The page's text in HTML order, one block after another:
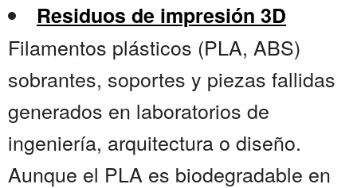
Residuos de impresión 3D
Filamentos plásticos (PLA, ABS)
sobrantes, soportes y piezas fallidas
generados en laboratorios de
ingeniería, arquitectura o diseño.
Aunque el PLA es biodegradable en